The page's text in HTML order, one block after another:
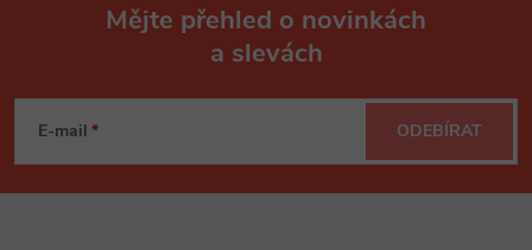
p
Mějte přehled o novinkách
a slevách
E-mail ODEBÍRAT